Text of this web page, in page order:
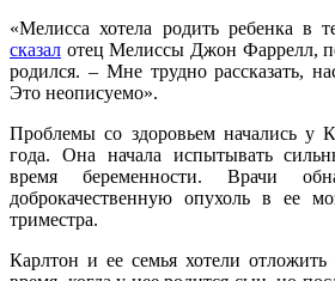
«Мелисса хотела родить ребенка в
сказал отец Мелиссы Джон Фаррелл,
родился. – Мне трудно рассказать,
Это неописуемо».
Проблемы со здоровьем начались у
года. Она начала испытывать
время беременности. Врачи
доброкачественную опухоль в ее
триместра.
Карлтон и ее семья хотели